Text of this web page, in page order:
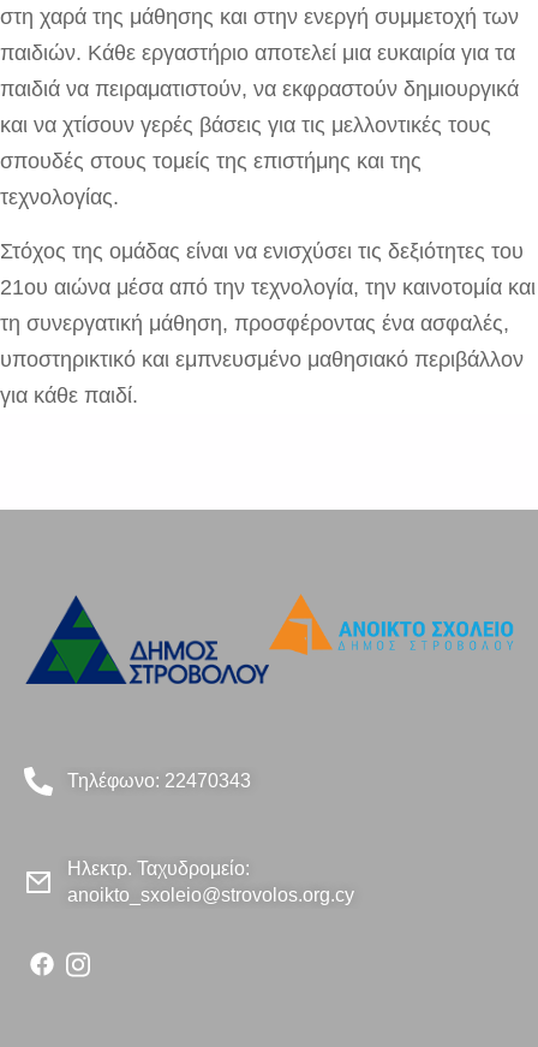
στη χαρά της μάθησης και στην ενεργή συμμετοχή των
παιδιών. Κάθε εργαστήριο αποτελεί μια ευκαιρία για τα
παιδιά να πειραματιστούν, να εκφραστούν δημιουργικά
και να χτίσουν γερές βάσεις για τις μελλοντικές τους
σπουδές στους τομείς της επιστήμης και της
τεχνολογίας.
Στόχος της ομάδας είναι να ενισχύσει τις δεξιότητες του
21ου αιώνα μέσα από την τεχνολογία, την καινοτομία και
τη συνεργατική μάθηση, προσφέροντας ένα ασφαλές,
υποστηρικτικό και εμπνευσμένο μαθησιακό περιβάλλον
για κάθε παιδί.
Τηλέφωνο: 22470343
Ηλεκτρ. Ταχυδρομείο:
anoikto_sxoleio@strovolos.org.cy